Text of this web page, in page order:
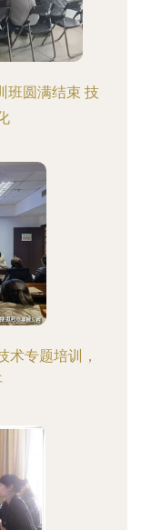
班圆满结束 技
术专题培训，